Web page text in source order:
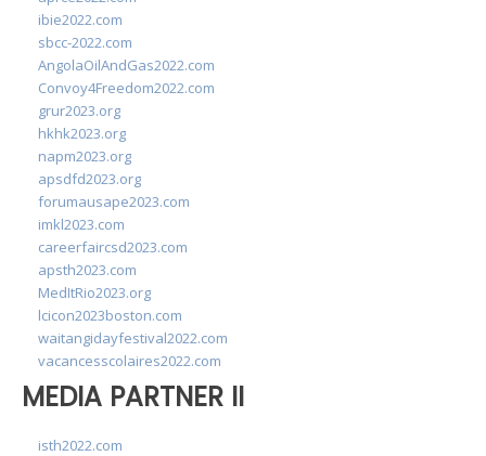
ibie2022.com
sbcc-2022.com
AngolaOilAndGas2022.com
Convoy4Freedom2022.com
grur2023.org
hkhk2023.org
napm2023.org
apsdfd2023.org
forumausape2023.com
imkl2023.com
careerfaircsd2023.com
apsth2023.com
MedItRio2023.org
lcicon2023boston.com
waitangidayfestival2022.com
vacancesscolaires2022.com
MEDIA PARTNER II
isth2022.com